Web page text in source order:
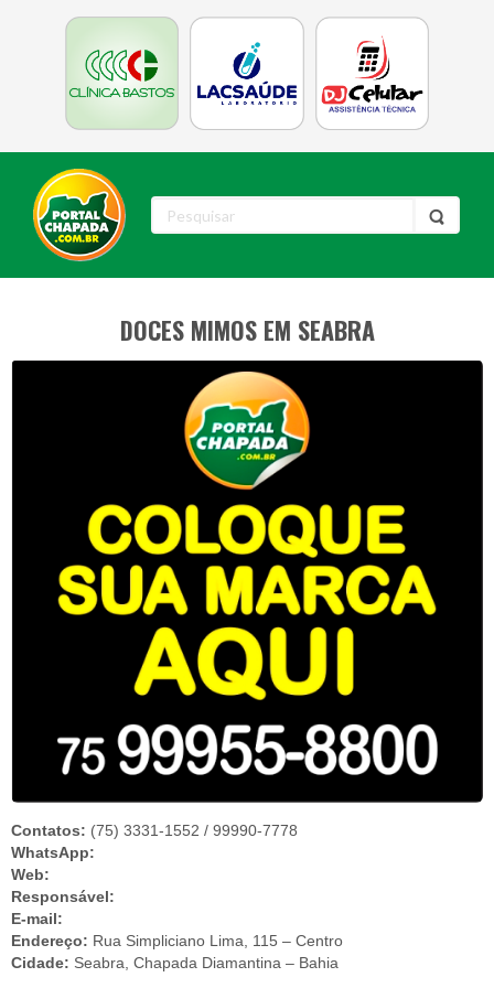
DOCES MIMOS EM SEABRA
Contatos: (75) 3331-1552 / 99990-7778
WhatsApp:
Web:
Responsável:
E-mail:
Endereço: Rua Simpliciano Lima, 115 – Centro
Cidade: Seabra, Chapada Diamantina – Bahia